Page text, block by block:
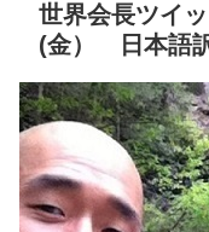
世界会長ツイ
(金） 日本語